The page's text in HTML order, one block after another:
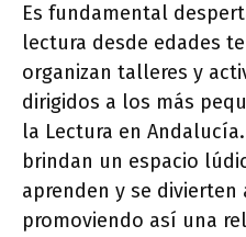
Es fundamental
lectura desde edades
organizan talleres y
dirigidos a los más
la Lectura en
brindan un espacio
aprenden y se
promoviendo así una